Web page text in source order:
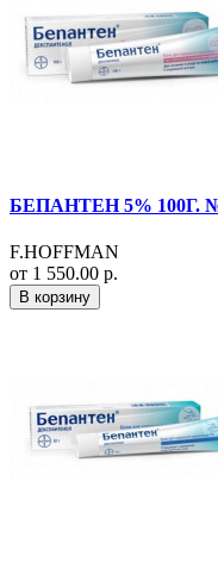
БЕПАНТЕН 5%
F.HOFFMAN
от 1 550.00 р.
В корзину